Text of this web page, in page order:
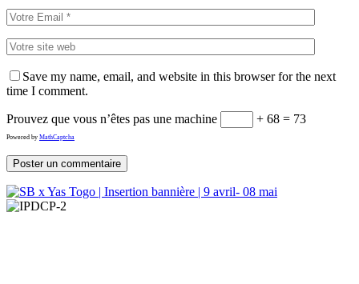
Save my name, email, and website in this browser for the next
time I comment.
Prouvez que vous n’êtes pas une machine + 68 = 73
Powered by MathCaptcha